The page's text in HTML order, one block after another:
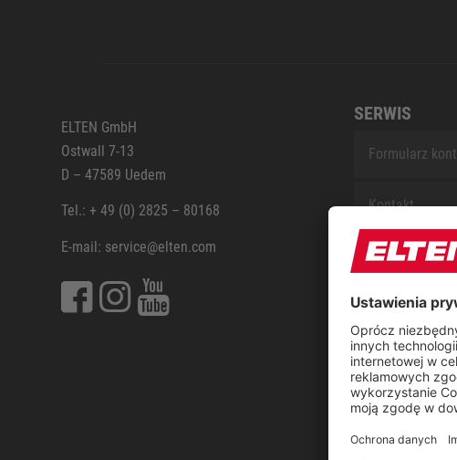
ELTEN GmbH
Ostwall 7-13
D – 47589 Uedem
Tel.: + 49 (0) 2825 – 80168
E-mail: service@elten.com
SERWIS
Formularz
Kontakt
Serwis
Sitemap